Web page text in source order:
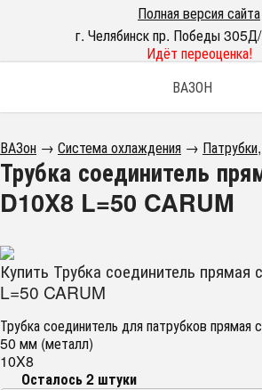
Полная версия сайта
г. Челябинск пр. Победы
Идёт переоценка!
ВАЗОН
ВАЗон → Система охлаждения →
Трубка соединитель
D10X8 L=50 CARUM
Купить Трубка соединитель
L=50 CARUM
Трубка соединитель для патрубков
50 мм (металл)
10X8
Осталось 2 штуки